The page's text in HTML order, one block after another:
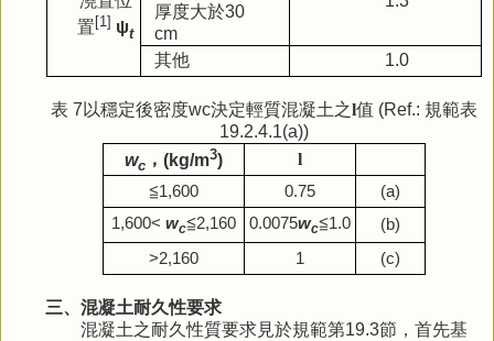
置 [1] ψt
厚度大於30
cm
其他 1.0
表 7以穩定後密度wc決定輕質混凝土之l值 (Ref.: 規範表
19.2.4.1(a))
wc， (kg/m3) l
≦1,600 0.75
(a)
1,600< wc≦2,160 0.0075wc≦1.0
(b)
>2,160
1 (c)
三、混凝土耐久性要求
混凝土之耐久性質要求見於規範第19.3節，首先基